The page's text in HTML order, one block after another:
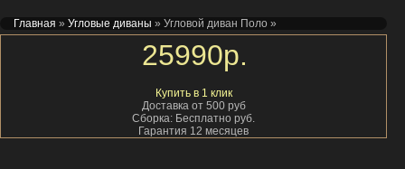
Главная » Угловые диваны » Угловой диван Поло »
25990р.
Купить в 1 клик
Доставка от 500 руб
Сборка: Бесплатно руб.
Гарантия 12 месяцев